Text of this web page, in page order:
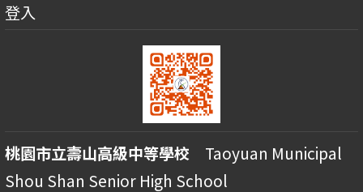
登入
桃園市立壽山高級中等學校 Taoyuan Municipal
Shou Shan Senior High School